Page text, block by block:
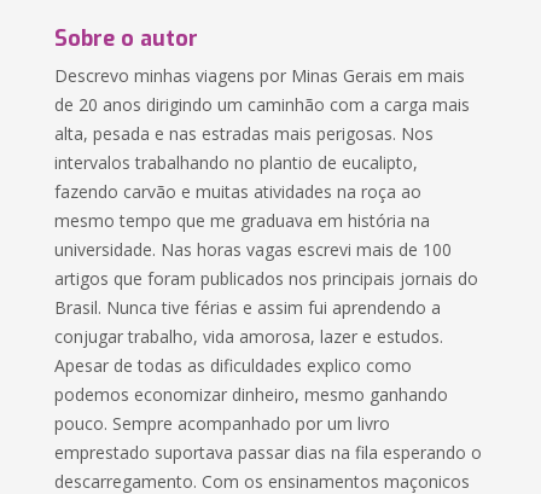
Sobre o autor
Descrevo minhas viagens por Minas Gerais em mais
de 20 anos dirigindo um caminhão com a carga mais
alta, pesada e nas estradas mais perigosas. Nos
intervalos trabalhando no plantio de eucalipto,
fazendo carvão e muitas atividades na roça ao
mesmo tempo que me graduava em história na
universidade. Nas horas vagas escrevi mais de 100
artigos que foram publicados nos principais jornais do
Brasil. Nunca tive férias e assim fui aprendendo a
conjugar trabalho, vida amorosa, lazer e estudos.
Apesar de todas as dificuldades explico como
podemos economizar dinheiro, mesmo ganhando
pouco. Sempre acompanhado por um livro
emprestado suportava passar dias na fila esperando o
descarregamento. Com os ensinamentos maçonicos